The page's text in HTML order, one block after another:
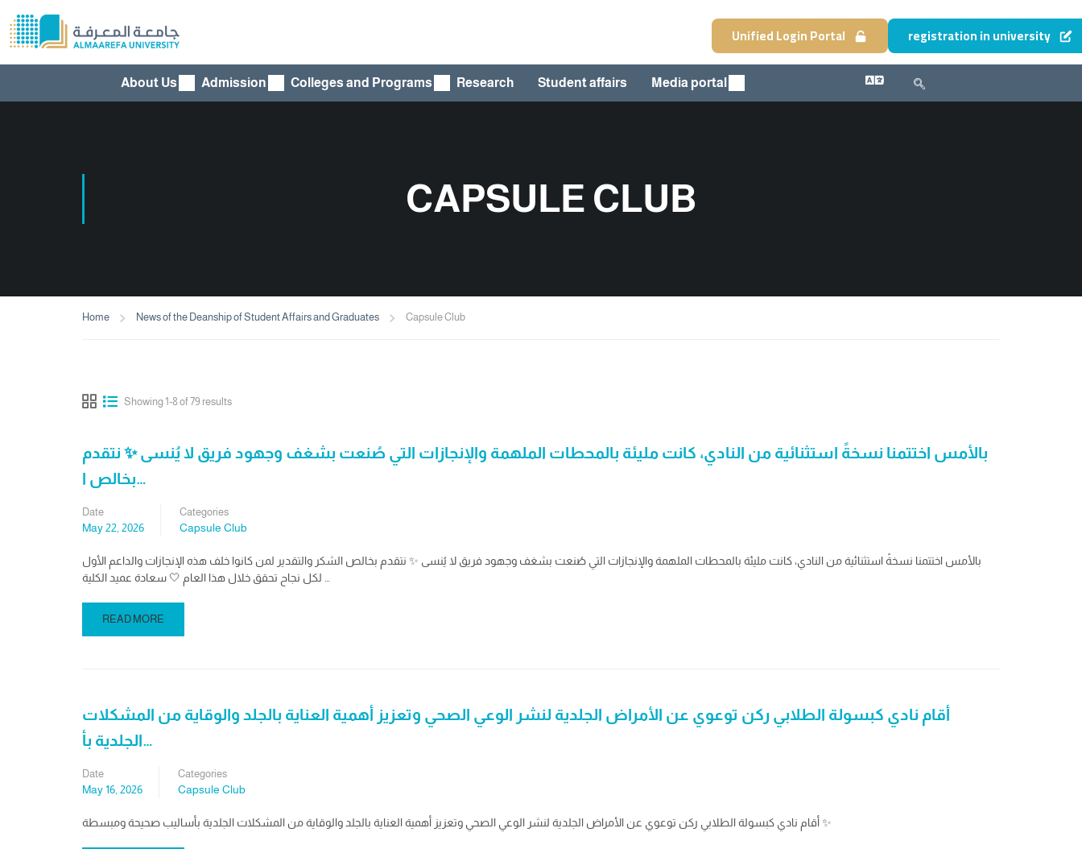
Unified Login Portal registration in university
About Us Admission Colleges and Programs Research Student affairs Media portal
CAPSULE CLUB
Home News of the Deanship of Student Affairs and Graduates Capsule Club
Showing 1-8 of 79 results
بالأمس اختتمنا نسخةً استثنائية من النادي، كانت مليئة بالمحطات الملهمة والإنجازات التي صُنعت بشغف وجهود فريق لا يُنسى ✨ ‏نتقدم
بخالص ا…
Date
May 22, 2026
Categories
Capsule Club
بالأمس اختتمنا نسخةً استثنائية من النادي، كانت مليئة بالمحطات الملهمة والإنجازات التي صُنعت بشغف وجهود فريق لا يُنسى ✨ ‏نتقدم بخالص الشكر والتقدير لمن كانوا خلف هذه الإنجازات والداعم الأول
READ MORE
أقام نادي كبسولة الطلابي ركن توعوي عن الأمراض الجلدية لنشر الوعي الصحي وتعزيز أهمية العناية بالجلد والوقاية من المشكلات
الجلدية بأ…
Date
May 16, 2026
Categories
Capsule Club
أقام نادي كبسولة الطلابي ركن توعوي عن الأمراض الجلدية لنشر الوعي الصحي وتعزيز أهمية العناية بالجلد والوقاية من المشكلات الجلدية بأساليب صحيحة ومبسطة ✨